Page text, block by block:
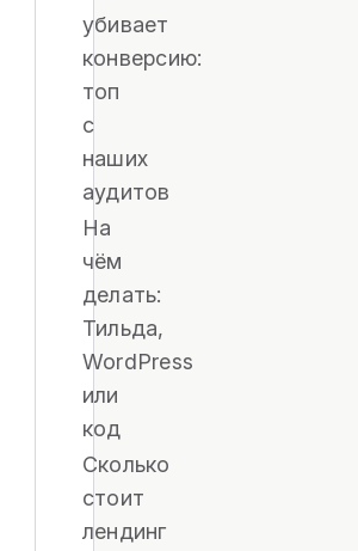
убивает
конверсию:
топ
с
наших
аудитов
На
чём
делать:
Тильда,
WordPress
или
код
Сколько
стоит
лендинг